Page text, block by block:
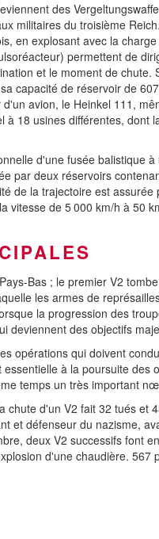
des
militaires du troisième
en explosant avec la charge
permettent de
et le moment de chute.
capacité de réservoir de
avion, le Heinkel 111,
à 18 usines différentes, dont
d'une fusée balistique à
par deux réservoirs
de la trajectoire est assurée
vitesse de 5 000 km/h à 50
Bas ; le premier V2
les armes de
la progression des
deviennent des objectifs
opérations qui doivent
à la poursuite
temps un très important
d'un V2 fait 32 tués
et défenseur du nazisme,
deux V2 successifs font
d'une chaudière. 567